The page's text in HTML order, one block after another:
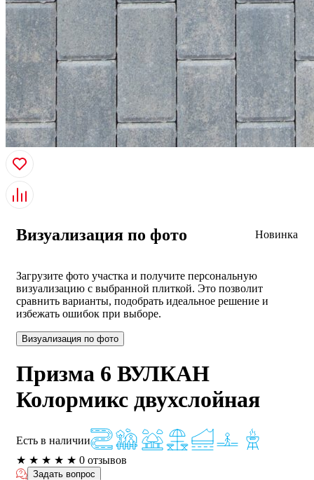
Визуализация по фото Новинка
Загрузите фото участка и получите персональную
визуализацию с выбранной плиткой. Это позволит
сравнить варианты, подобрать идеальное решение и
избежать ошибок при выборе.
Визуализация по фото
Призма 6 ВУЛКАН
Колормикс двухслойная
Есть в наличии
★ ★ ★ ★ ★ 0 отзывов
Задать вопрос